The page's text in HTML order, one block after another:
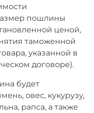
пошлины
ценой,
таможенной
указанной в
договоре).
будет
овес, кукурузу,
рапса, а также